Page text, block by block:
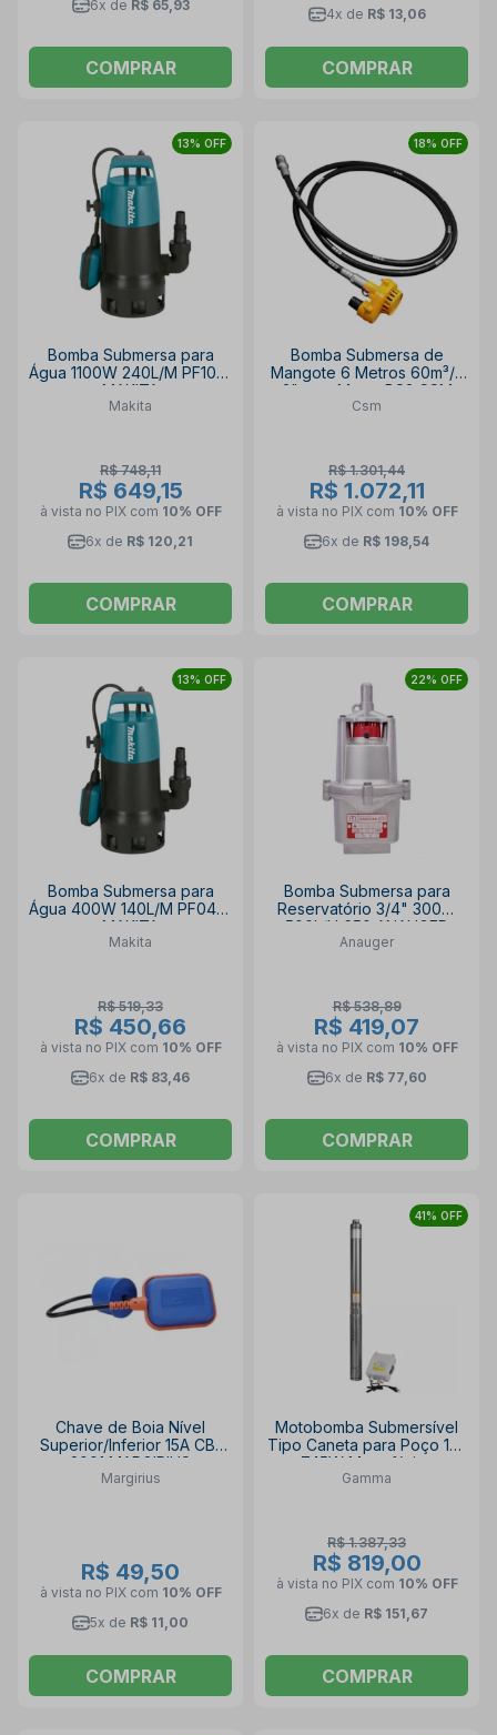
6x de R$ 65,93
COMPRAR
4x de R$ 13,06
COMPRAR
13% OFF
Bomba Submersa para
Água 1100W 240L/M PF1010
MAKITA
Makita
R$ 748,11
R$ 649,15
à vista no PIX com 10% OFF
6x de R$ 120,21
COMPRAR
18% OFF
Bomba Submersa de
Mangote 6 Metros 60m³/h
2" sem Motor BS2 CSM
Csm
R$ 1.301,44
R$ 1.072,11
à vista no PIX com 10% OFF
6x de R$ 198,54
COMPRAR
13% OFF
Bomba Submersa para
Água 400W 140L/M PF0410
MAKITA
Makita
R$ 519,33
R$ 450,66
à vista no PIX com 10% OFF
6x de R$ 83,46
COMPRAR
22% OFF
Bomba Submersa para
Reservatório 3/4" 300W
500L/H 650 ANAUGER
Anauger
R$ 538,89
R$ 419,07
à vista no PIX com 10% OFF
6x de R$ 77,60
COMPRAR
Chave de Boia Nível
Superior/Inferior 15A CB-
2001 MARGIRIUS
Margirius
R$ 49,50
à vista no PIX com 10% OFF
5x de R$ 11,00
COMPRAR
41% OFF
Motobomba Submersível
Tipo Caneta para Poço 1cv
745W Monofásica
G1726/BR GAMMA
Gamma
R$ 1.387,33
R$ 819,00
à vista no PIX com 10% OFF
6x de R$ 151,67
COMPRAR